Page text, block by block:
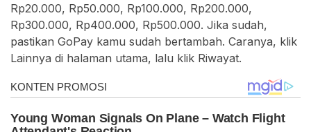
Rp20.000, Rp50.000, Rp100.000, Rp200.000,
Rp300.000, Rp400.000, Rp500.000. Jika sudah,
pastikan GoPay kamu sudah bertambah. Caranya, klik
Lainnya di halaman utama, lalu klik Riwayat.